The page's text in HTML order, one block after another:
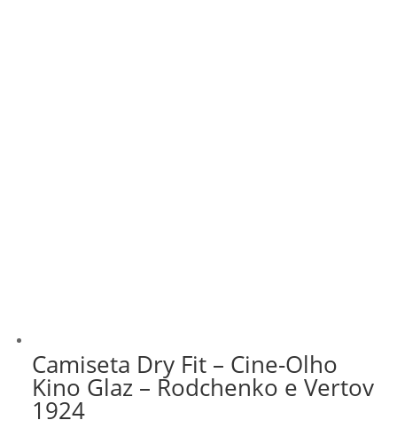
Camiseta Dry Fit – Cine-Olho
Kino Glaz – Rodchenko e Vertov
1924